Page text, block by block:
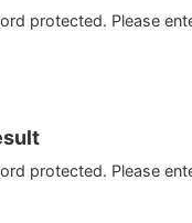
protected. Please
protected. Please